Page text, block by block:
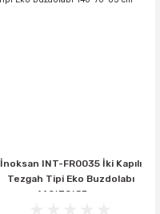
İnoksan INT-FR0035 İki Kapılı
Tezgah Tipi Eko Buzdolabı
140*70*85 cm